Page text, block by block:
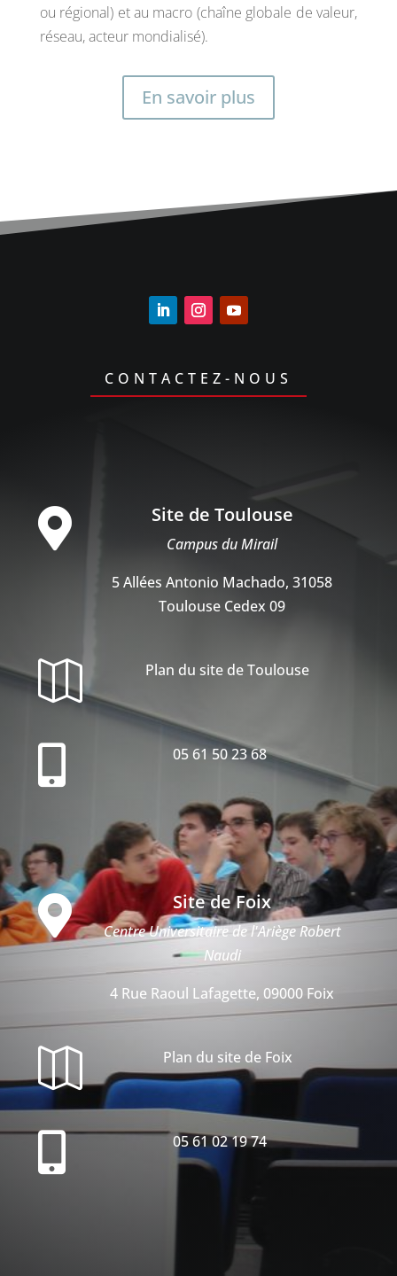
ou régional) et au macro (chaîne globale de valeur,
réseau, acteur mondialisé).
En savoir plus
CONTACTEZ-NOUS
 Site de Toulouse
Campus du Mirail
5 Allées Antonio Machado, 31058
Toulouse Cedex 09
 Plan du site de Toulouse
 05 61 50 23 68
 Site de Foix
Centre Universitaire de l'Ariège Robert
Naudi
4 Rue Raoul Lafagette, 09000 Foix
 Plan du site de Foix
 05 61 02 19 74